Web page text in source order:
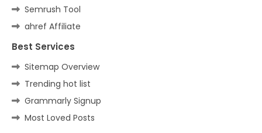
Semrush Tool
ahref Affiliate
Best Services
Sitemap Overview
Trending hot list
Grammarly Signup
Most Loved Posts